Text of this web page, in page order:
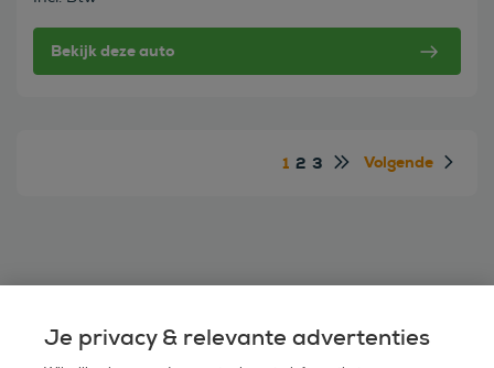
Bekijk deze auto
1 2 3 Volgende
Je privacy & relevante advertenties